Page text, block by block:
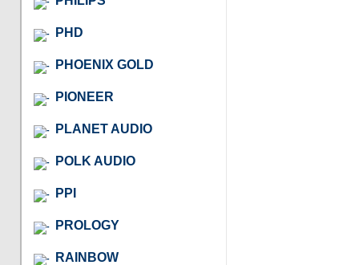
PHD
PHOENIX GOLD
PIONEER
PLANET AUDIO
POLK AUDIO
PPI
PROLOGY
RAINBOW